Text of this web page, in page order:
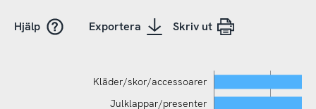
Hjälp Exportera Skriv ut
Kläder/skor/accessoarer
Julklappar/presenter